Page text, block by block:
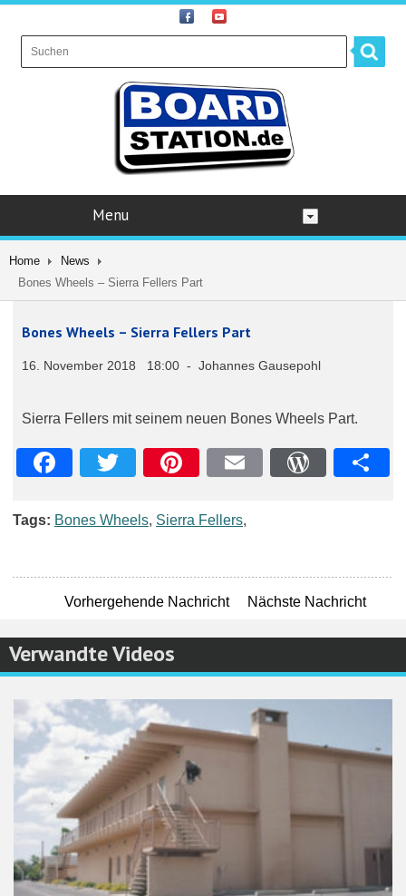
Menu
Home
News
Bones Wheels – Sierra Fellers Part
Bones Wheels – Sierra Fellers Part
16. November 2018 18:00 - Johannes Gausepohl
Sierra Fellers mit seinem neuen Bones Wheels Part.
Tags: Bones Wheels, Sierra Fellers,
Vorhergehende Nachricht Nächste Nachricht
Verwandte Videos